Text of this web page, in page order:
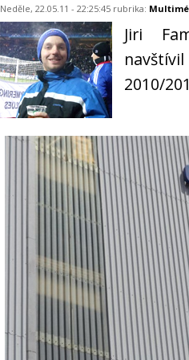
Neděle, 22.05.11 - 22:25:45 rubrika:
Jiri
2010/